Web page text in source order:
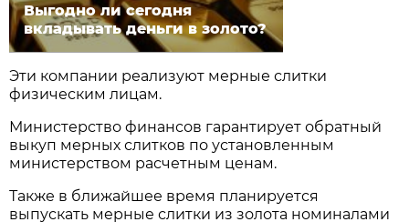
Выгодно ли сегодня
вкладывать деньги в золото?
Эти компании реализуют мерные слитки
физическим лицам.
Министерство финансов гарантирует обратный
выкуп мерных слитков по установленным
министерством расчетным ценам.
Также в ближайшее время планируется
выпускать мерные слитки из золота номиналами